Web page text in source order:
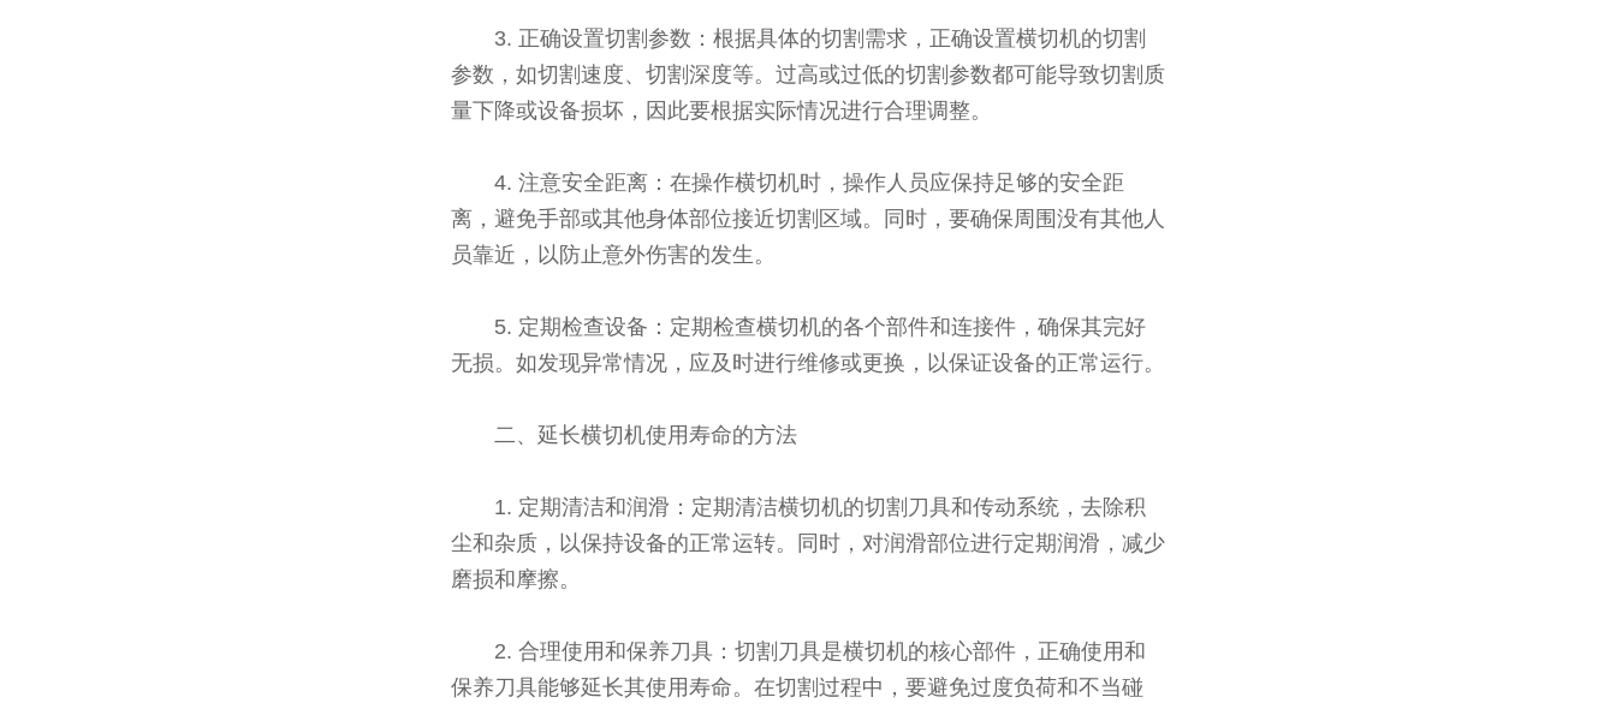
3. 正确设置切割参数：根据具体的切割需求，正确设置横切机的切割
参数，如切割速度、切割深度等。过高或过低的切割参数都可能导致切割质
量下降或设备损坏，因此要根据实际情况进行合理调整。
4. 注意安全距离：在操作横切机时，操作人员应保持足够的安全距
离，避免手部或其他身体部位接近切割区域。同时，要确保周围没有其他人
员靠近，以防止意外伤害的发生。
5. 定期检查设备：定期检查横切机的各个部件和连接件，确保其完好
无损。如发现异常情况，应及时进行维修或更换，以保证设备的正常运行。
二、延长横切机使用寿命的方法
1. 定期清洁和润滑：定期清洁横切机的切割刀具和传动系统，去除积
尘和杂质，以保持设备的正常运转。同时，对润滑部位进行定期润滑，减少
磨损和摩擦。
2. 合理使用和保养刀具：切割刀具是横切机的核心部件，正确使用和
保养刀具能够延长其使用寿命。在切割过程中，要避免过度负荷和不当碰